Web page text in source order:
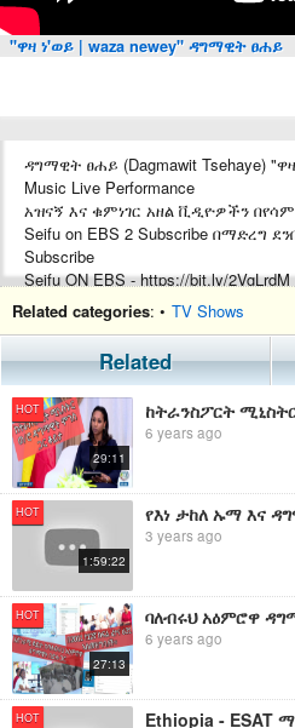
"ዋዛ ነ'ወይ | waza newey" ዳግማዊት ፀሐይ
ዳግማዊት ፀሐይ (Dagmawit Tsehaye)
Music Live Performance
አዝናኝ እና ቁምነገር አዘል ቪዲዮዎችን
Seifu on EBS 2 Subscribe በማድረግ
Subscribe
Seifu ON EBS - https://bit.ly/2VgLrdM
Seifu on EBS 2 - https://bit.ly/2LQi92u
#SeifuFantahun #SeifuonEBS
Related categories: • TV Shows
Related
HOT
29:11
6 years ago
HOT
1:59:22
3 years ago
HOT
27:13
6 years ago
HOT